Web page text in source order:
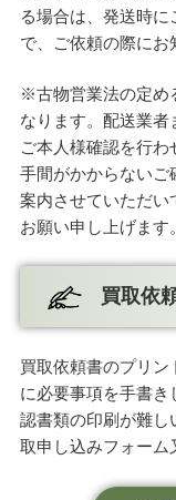
る場合は、発送時
で、ご依頼の際にお
※古物営業法の定め
なります。配送業者
ご本人様確認を行
手間がかからないご
案内させていただい
お願い申し上げます。
買取依
買取依頼書のプリ
に必要事項を手書
認書類の印刷が難し
取申し込みフォーム